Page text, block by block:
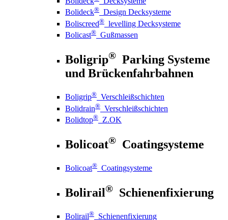
Bolideck® Design Decksysteme
Boliscreed® levelling Decksysteme
Bolicast® Gußmassen
Boligrip® Parking Systeme
und Brückenfahrbahnen
Boligrip® Verschleißschichten
Bolidrain® Verschleißschichten
Bolidtop® Z.OK
Bolicoat® Coatingsysteme
Bolicoat® Coatingsysteme
Bolirail® Schienenfixierung
Bolirail® Schienenfixierung